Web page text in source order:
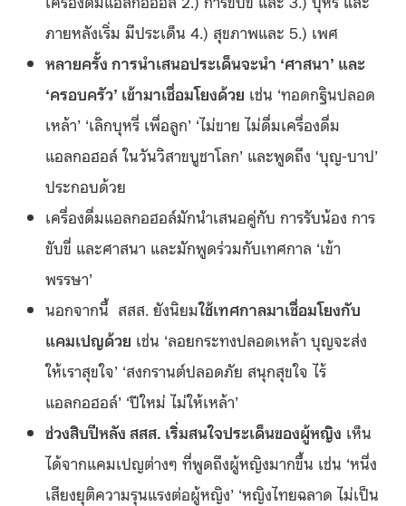
ภายหลังเริ่ม มีประเด็น 4.) สุขภาพและ 5.) เพศ
หลายครั้ง การนำเสนอประเด็นจะนำ ‘ศาสนา’ และ
‘ครอบครัว’ เข้ามาเชื่อมโยงด้วย เช่น ‘ทอดกฐินปลอด
เหล้า’ ‘เลิกบุหรี่ เพื่อลูก’ ‘ไม่ขาย ไม่ดื่มเครื่องดื่ม
แอลกอฮอล์ ในวันวิสาขบูชาโลก’ และพูดถึง ‘บุญ-บาป’
ประกอบด้วย
เครื่องดื่มแอลกอฮอล์มักนำเสนอคู่กับ การรับน้อง การ
ขับขี่ และศาสนา และมักพูดร่วมกับเทศกาล ‘เข้า
พรรษา’
นอกจากนี้ สสส. ยังนิยมใช้เทศกาลมาเชื่อมโยงกับ
แคมเปญด้วย เช่น ‘ลอยกระทงปลอดเหล้า บุญจะส่ง
ให้เราสุขใจ’ ‘สงกรานต์ปลอดภัย สนุกสุขใจ ไร้
แอลกอฮอล์’ ‘ปีใหม่ ไม่ให้เหล้า’
ช่วงสิบปีหลัง สสส. เริ่มสนใจประเด็นของผู้หญิง เห็น
ได้จากแคมเปญต่างๆ ที่พูดถึงผู้หญิงมากขึ้น เช่น ‘หนึ่ง
เสียงยุติความรุนแรงต่อผู้หญิง’ ‘หญิงไทยฉลาด ไม่เป็น